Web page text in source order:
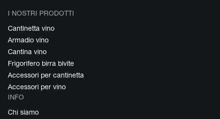
I NOSTRI PRODOTTI
Cantinetta vino
Armadio vino
Cantina vino
Frigorifero birra bivite
Accessori per cantinetta
Accessori per vino
INFO
Chi siamo